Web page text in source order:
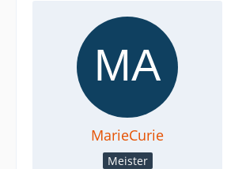
MarieCurie
Meister